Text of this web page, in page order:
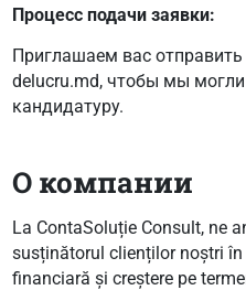
Процесс подачи заявки:
Приглашаем вас
delucru.md, чтобы мы
кандидатуру.
О компании
La ContaSoluție Consult, ne
susținătorul clienților noștri
financiară și creștere pe